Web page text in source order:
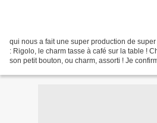
qui nous a fait une super production de
: Rigolo, le charm tasse à café sur la table !
son petit bouton, ou charm, assorti ! Je